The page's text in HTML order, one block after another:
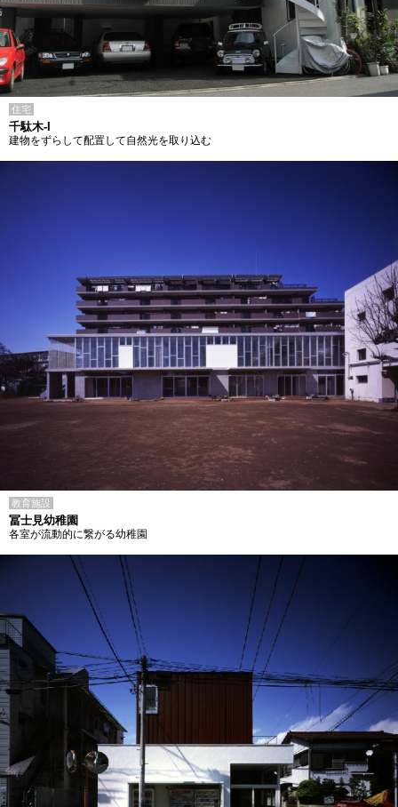
住宅
千駄木-I
建物をずらして配置して自然光を取り込む
教育施設
冨士見幼稚園
各室が流動的に繋がる幼稚園